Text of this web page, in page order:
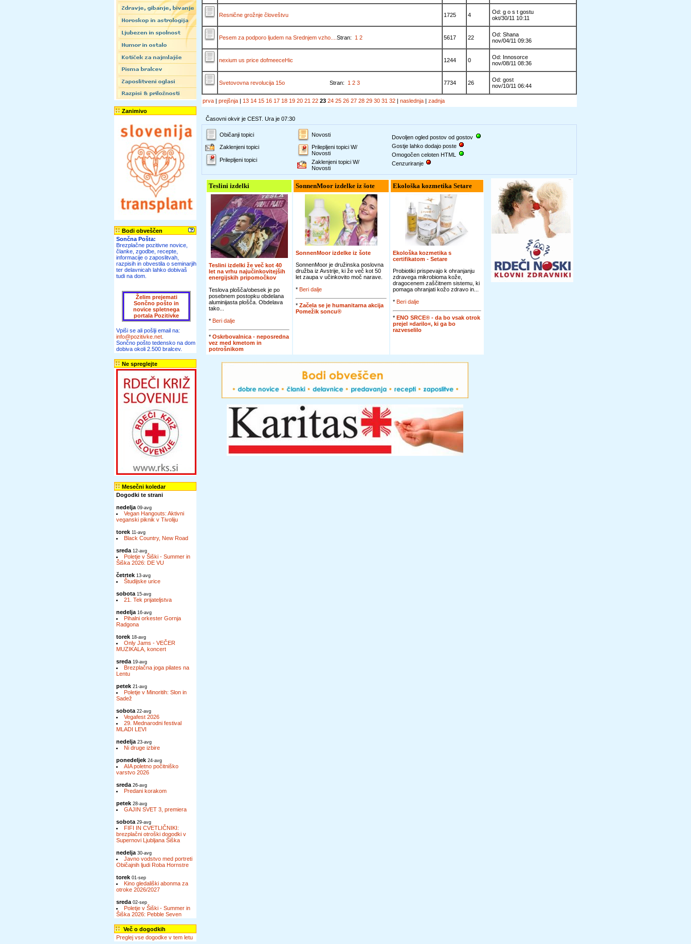
Zanimivo
Bodi obveščen
Sončna Pošta:
Brezplačne pozitivne novice,
članke, zgodbe, recepte,
informacije o zaposlitvah,
razpisih in obvestila o seminarjih
ter delavnicah lahko dobivaš
tudi na dom.
Želim prejemati
Sončno pošto in
novice spletnega
portala Pozitivke
Vpiši se ali pošlji email na:
info@pozitivke.net
Sončno pošto tedensko na dom
dobiva okoli 2.500 bralcev.
Ne spreglejte
Mesečni koledar
Dogodki te strani
nedelja 09-avg
Vegan Hangouts: Aktivni
veganski piknik v Tivoliju
torek 11-avg
Black Country, New Road
sreda 12-avg
Poletje v Šiški - Summer in
Šiška 2026: DE VU
četrtek 13-avg
Študijske urice
sobota 15-avg
21. Tek prijateljstva
nedelja 16-avg
Pihalni orkester Gornja
Radgona
torek 18-avg
Only Jams - VEČER
MUZIKALA, koncert
sreda 19-avg
Brezplačna joga pilates na
Lentu
petek 21-avg
Poletje v Minoritih: Slon in
Sadež
sobota 22-avg
Vegafest 2026
29. Mednarodni festival
MLADI LEVI
nedelja 23-avg
Ni druge izbire
ponedeljek 24-avg
AIA poletno počitniško
varstvo 2026
sreda 26-avg
Predani korakom
petek 28-avg
GAJIN SVET 3, premiera
sobota 29-avg
FIFI IN CVETLIČNIKI:
brezplačni otroški dogodki v
Supernovi Ljubljana Šiška
nedelja 30-avg
Javno vodstvo med portreti
Običajnih ljudi Roba Hornstre
torek 01-sep
Kino gledališki abonma za
otroke 2026/2027
sreda 02-sep
Poletje v Šiški - Summer in
Šiška 2026: Pebble Seven
Več o dogodkih
Preglej vse dogodke v tem letu
Resnične grožnje človeštvu 1725 4
Od: g o s t gostu
okt/30/11 10:11
Pesem za podporo ljudem na Srednjem vzho.... Stran: 1 2 5617 22
Od: Shana
nov/04/11 09:36
nexium us price dofmeeceHic 1244 0
Od: Innosorce
nov/08/11 08:36
Svetovovna revolucija 15o Stran: 1 2 3 7734 26
Od: gost
nov/10/11 06:44
prva | prejšnja | 13 14 15 16 17 18 19 20 21 22 23 24 25 26 27 28 29 30 31 32 | naslednja | zadnja
Časovni okvir je CEST. Ura je 07:30
Običanji topici
Zaklenjeni topici
Prilepljeni topici
Novosti
Prilepljeni topici W/
Novosti
Zaklenjeni topici W/
Novosti
Dovoljen ogled postov od gostov
Gostje lahko dodajo poste
Omogočen celoten HTML
Cenzuriranje
Teslini izdelki
Teslini izdelki že več kot 40
let na vrhu najučinkovitejših
energijskih pripomočkov
Teslova plošča/obesek je po
posebnem postopku obdelana
aluminijasta plošča. Obdelava
tako...
* Beri dalje
* Oskrbovalnica - neposredna
vez med kmetom in
potrošnikom
SonnenMoor izdelke iz šote
SonnenMoor izdelke iz šote
SonnenMoor je družinska poslovna
družba iz Avstrije, ki že več kot 50
let zaupa v učinkovito moč narave.
* Beri dalje
* Začela se je humanitarna akcija
Pomežik soncu®
Ekološka kozmetika Setare
Ekološka kozmetika s
certifikatom - Setare
Probiotiki prispevajo k ohranjanju
zdravega mikrobioma kože,
dragocenem zaščitnem sistemu, ki
pomaga ohranjati kožo zdravo in...
* Beri dalje
* ENO SRCE® - da bo vsak otrok
prejel »darilo«, ki ga bo
razveselilo